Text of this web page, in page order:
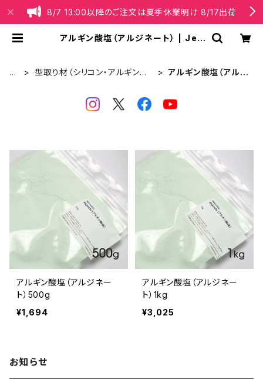
8/7 13:00以降のご注文は夏季休業明け 8/17出荷
アルギン酸塩（アルジネート） | Jes
T
型取り材（シリコン・アルギン酸
アルギン酸塩（アルジ
アルギン酸塩（アルジネー
ト）500g
¥1,694
アルギン酸塩（アルジネー
ト）1kg
¥3,025
お知らせ